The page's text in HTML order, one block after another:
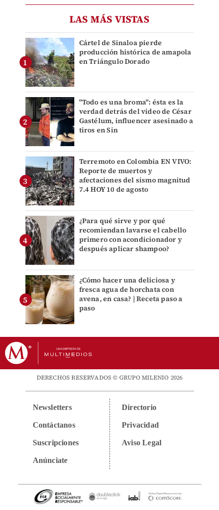
LAS MÁS VISTAS
Cártel de Sinaloa pierde
producción histórica de amapola
en Triángulo Dorado
"Todo es una broma": ésta es la
verdad detrás del video de César
Gastélum, influencer asesinado a
tiros en Sin
Terremoto en Colombia EN VIVO:
Reporte de muertos y
afectaciones del sismo magnitud
7.4 HOY 10 de agosto
¿Para qué sirve y por qué
recomiendan lavarse el cabello
primero con acondicionador y
después aplicar shampoo?
¿Cómo hacer una deliciosa y
fresca agua de horchata con
avena, en casa? | Receta paso a
paso
DERECHOS RESERVADOS © GRUPO MILENIO 2026
Newsletters
Contáctanos
Suscripciones
Anúnciate
Directorio
Privacidad
Aviso Legal